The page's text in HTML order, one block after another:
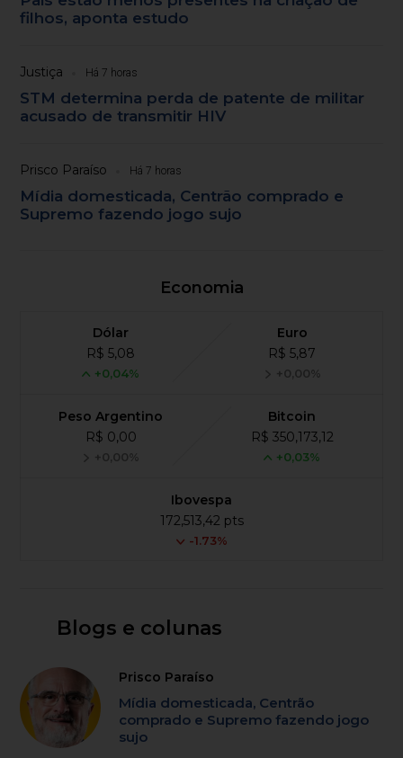
filhos, aponta estudo
Justiça Há 7 horas
STM determina perda de patente de militar
acusado de transmitir HIV
Prisco Paraíso Há 7 horas
Mídia domesticada, Centrão comprado e
Supremo fazendo jogo sujo
Economia
Dólar
R$ 5,08
+0,04%
Euro
R$ 5,87
+0,00%
Peso Argentino
R$ 0,00
+0,00%
Bitcoin
R$ 350,173,12
+0,03%
Ibovespa
172,513,42 pts
-1.73%
Blogs e colunas
Prisco Paraíso
Mídia domesticada, Centrão
comprado e Supremo fazendo jogo
sujo